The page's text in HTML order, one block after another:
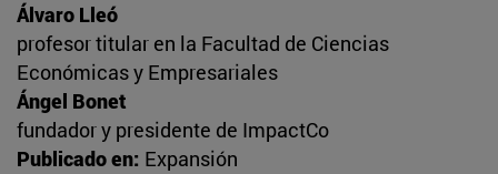
Álvaro Lleó
profesor titular en la Facultad de Ciencias
Económicas y Empresariales
Ángel Bonet
fundador y presidente de ImpactCo
Publicado en: Expansión